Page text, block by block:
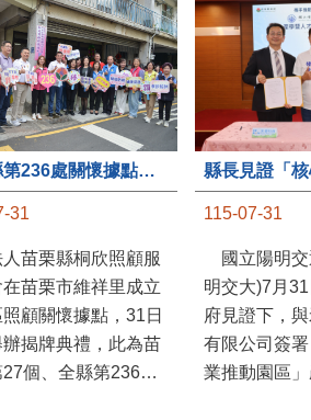
31
苗栗縣桐欣照顧服
苗栗市維祥里成立
顧關懷據點，31日
辦揭牌典禮，此為苗
27個、全縣第236處
苗栗縣長鍾東錦上
115-07-31
國立陽明交
明交大)7月
府見證下，
有限公司簽
業推動園區
育合作備忘錄